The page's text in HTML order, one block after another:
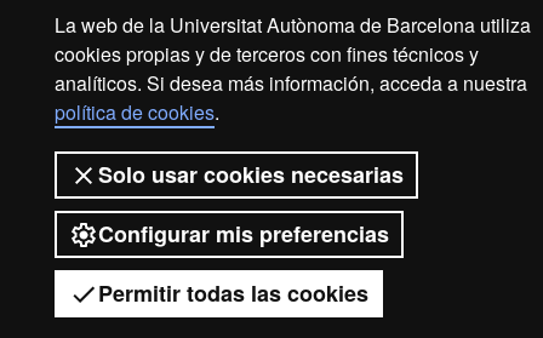
La web de la Universitat Autònoma de Barcelona utiliza
cookies propias y de terceros con fines técnicos y
analíticos. Si desea más información, acceda a nuestra
política de cookies.
Solo usar cookies necesarias
Configurar mis preferencias
Permitir todas las cookies
2026 Universitat Autònoma de
Barcelona